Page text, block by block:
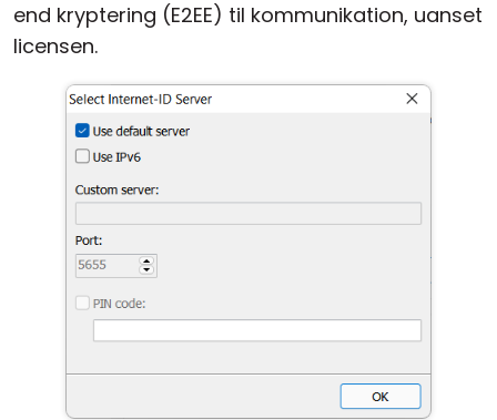
end kryptering (E2EE) til kommunikation, uanset
licensen.